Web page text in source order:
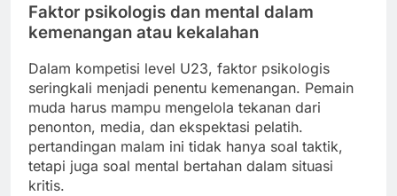
Faktor psikologis dan mental dalam
kemenangan atau kekalahan
Dalam kompetisi level U23, faktor psikologis
seringkali menjadi penentu kemenangan. Pemain
muda harus mampu mengelola tekanan dari
penonton, media, dan ekspektasi pelatih.
pertandingan malam ini tidak hanya soal taktik,
tetapi juga soal mental bertahan dalam situasi
kritis.